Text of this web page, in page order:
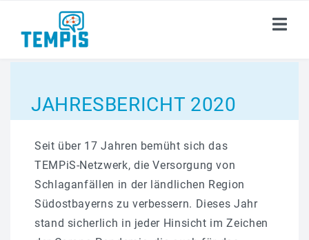
PUBLIKATIONEN
DOKUMENTE
AKTUELLES
JAHRESBERICHT 2020
Seit über 17 Jahren bemüht sich das
TEMPiS-Netzwerk, die Versorgung von
Schlaganfällen in der ländlichen Region
Südostbayerns zu verbessern. Dieses Jahr
stand sicherlich in jeder Hinsicht im Zeichen